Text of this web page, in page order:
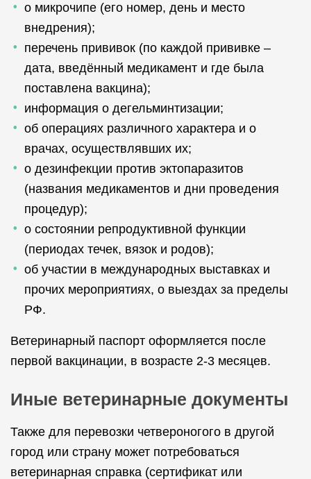
о микрочипе (его номер, день и место
внедрения);
перечень прививок (по каждой прививке –
дата, введённый медикамент и где была
поставлена вакцина);
информация о дегельминтизации;
об операциях различного характера и о
врачах, осуществлявших их;
о дезинфекции против эктопаразитов
(названия медикаментов и дни проведения
процедур);
о состоянии репродуктивной функции
(периодах течек, вязок и родов);
об участии в международных выставках и
прочих мероприятиях, о выездах за пределы
РФ.
Ветеринарный паспорт оформляется после
первой вакцинации, в возрасте 2-3 месяцев.
Иные ветеринарные документы
Также для перевозки четвероногого в другой
город или страну может потребоваться
ветеринарная справка (сертификат или